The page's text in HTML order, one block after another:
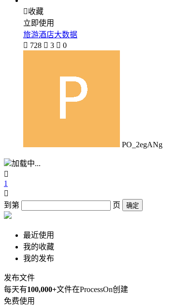
收藏
立即使用
旅游酒店大数据
 728  3  0
PO_2egANg
加载中...

1

到第
页 确定
最近使用
我的收藏
我的发布
发布文件
每天有100,000+文件在ProcessOn创建
免费使用